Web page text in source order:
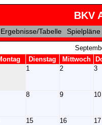
BKV
Ergebnisse/Tabelle Spielpläne
Dienstag Mittwoch
1
2 3
8 9 10
15 16 17